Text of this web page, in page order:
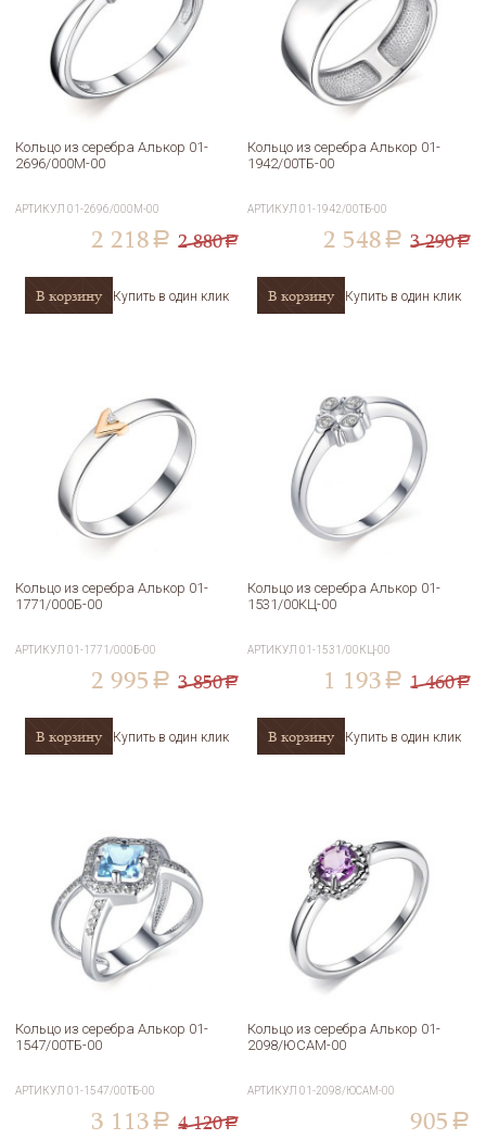
Кольцо из серебра Алькор 01-
2696/000М-00
АРТИКУЛ01-2696/000М-00
2 218 a 2 880a
В корзину Купить в один клик
Кольцо из серебра Алькор 01-
1942/00ТБ-00
АРТИКУЛ01-1942/00ТБ-00
2 548 a 3 290a
В корзину Купить в один клик
Кольцо из серебра Алькор 01-
1771/000Б-00
АРТИКУЛ01-1771/000Б-00
2 995 a 3 850a
В корзину Купить в один клик
Кольцо из серебра Алькор 01-
1531/00КЦ-00
АРТИКУЛ01-1531/00КЦ-00
1 193 a 1 460a
В корзину Купить в один клик
Кольцо из серебра Алькор 01-
1547/00ТБ-00
АРТИКУЛ01-1547/00ТБ-00
3 113 a 4 120a
Кольцо из серебра Алькор 01-
2098/ЮСАМ-00
АРТИКУЛ01-2098/ЮСАМ-00
905 a